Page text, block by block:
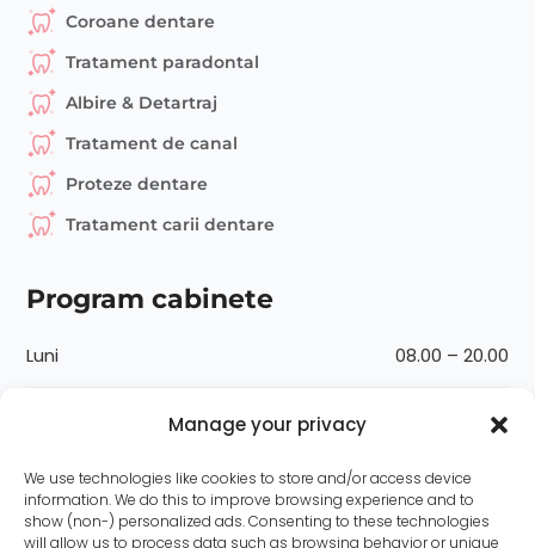
Manage your privacy
We use technologies like cookies to store and/or access device
information. We do this to improve browsing experience and to
show (non-) personalized ads. Consenting to these technologies
will allow us to process data such as browsing behavior or unique
Coroane dentare
Tratament paradontal
Albire & Detartraj
Tratament de canal
Proteze dentare
Tratament carii dentare
Program cabinete
Luni 08.00 – 20.00
08.00 – 20.00
Miercuri 08.00 – 20.00
Joi 08.00 – 20.00